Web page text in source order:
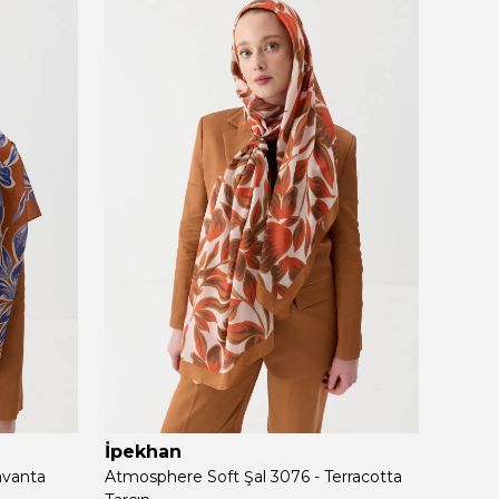
İpekhan
Atmosphere Soft Şal 3076 - Terracotta